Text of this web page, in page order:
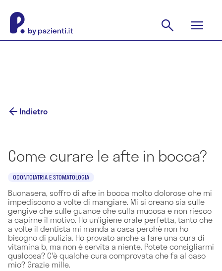
Indietro
Come curare le afte in bocca?
ODONTOIATRIA E STOMATOLOGIA
Buonasera, soffro di afte in bocca molto dolorose che mi
impediscono a volte di mangiare. Mi si creano sia sulle
gengive che sulle guance che sulla mucosa e non riesco
a capirne il motivo. Ho un'igiene orale perfetta, tanto che
a volte il dentista mi manda a casa perchè non ho
bisogno di pulizia. Ho provato anche a fare una cura di
vitamina b, ma non è servita a niente. Potete consigliarmi
qualcosa? C'è qualche cura comprovata che fa al caso
mio? Grazie mille.